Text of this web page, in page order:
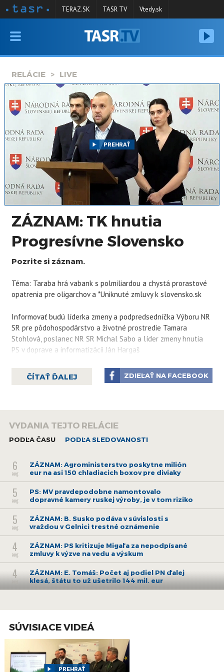
VYSIELANIE
SPRAVODAJSTVO
KONTAKT
TERAZ.SK TASR TV Vtedy.sk
RELÁCIE LIVE
PREHRAŤ
ZÁZNAM: TK hnutia
Progresívne Slovensko
Pozrite si záznam.
Téma: Taraba hrá vabank s polmiliardou a chystá prorastové
opatrenia pre oligarchov a *Uniknuté zmluvy k slovensko.sk
Informovať budú líderka zmeny a podpredsedníčka Výboru NR
SR pre pôdohospodárstvo a životné prostredie Tamara
Stohlová, poslanec NR SR Michal Sabo a líder zmeny hnutia
PS v doprave a informatizácii Ján Hargaš
ČÍTAŤ ĎALEJ ZDIEĽAŤ NA FACEBOOK
VYDANIA TEJTO RELÁCIE
PODĽA ČASU PODĽA SLEDOVANOSTI
6
aug
ZÁZNAM: Agroministerstvo poskytne milión
eur na asi 150 chladiacich boxov pre diviaky
5
aug
PS: MV pravdepodobne namontovalo
dopravné kamery ruskej výroby, je v tom riziko
5
aug
ZÁZNAM: B. Susko podáva v súvislosti s
vraždou v Gelnici trestné oznámenie
4
aug
ZÁZNAM: PS kritizuje Migaľa za nepodpísané
zmluvy k výzve na vedu a výskum
4
aug
ZÁZNAM: E. Tomáš: Počet aj podiel PN ďalej
klesá, štátu to už ušetrilo 144 mil. eur
30
hydrometeorologického ústavu
30
júl
ZÁZNAM: ZMOS a Zdravý vinič podpísali
memorandum o edukácii o zlatom žltnutí
SÚVISIACE VIDEÁ
PREHRAŤ